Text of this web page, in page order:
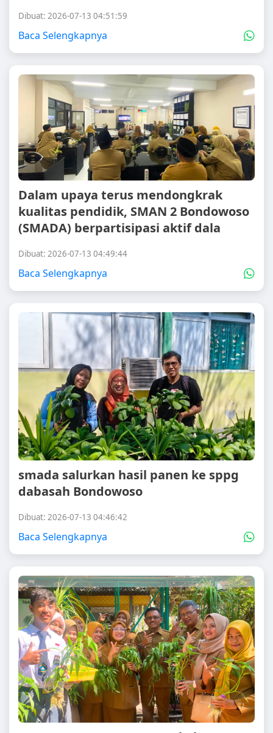
Dibuat: 2026-07-13 04:51:59
Baca Selengkapnya
Dalam upaya terus mendongkrak
kualitas pendidik, SMAN 2 Bondowoso
(SMADA) berpartisipasi aktif dala
Dibuat: 2026-07-13 04:49:44
Baca Selengkapnya
smada salurkan hasil panen ke sppg
dabasah Bondowoso
Dibuat: 2026-07-13 04:46:42
Baca Selengkapnya